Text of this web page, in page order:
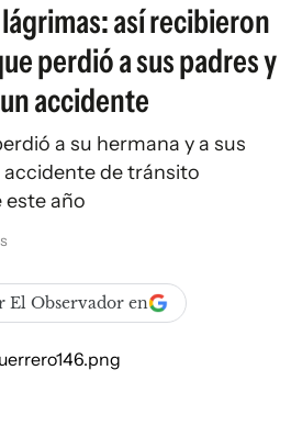
así recibieron
perdió a sus padres y
accidente
a su hermana y a sus
de tránsito
año
El Observador en